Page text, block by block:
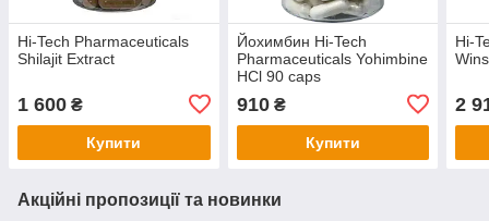
Hi-Tech Pharmaceuticals
Shilajit Extract
1 600 ₴
Купити
Йохимбин Hi-Tech
Pharmaceuticals Yohimbine
HCl 90 caps
910₴
Купити
Hi-
2
Акційні пропозиції та новинки